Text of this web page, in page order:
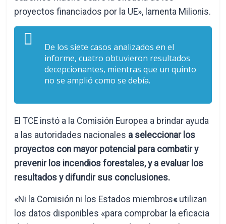
proyectos financiados por la UE», lamenta Milionis.
De los siete casos analizados en el
informe, cuatro obtuvieron resultados
decepcionantes, mientras que un quinto
no se amplió como se debía.
El TCE instó a la Comisión Europea a brindar ayuda
a las autoridades nacionales a seleccionar los
proyectos con mayor potencial para combatir y
prevenir los incendios forestales, y a evaluar los
resultados y difundir sus conclusiones.
«Ni la Comisión ni los Estados miembros«utilizan
los datos disponibles «para comprobar la eficacia